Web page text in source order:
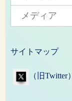
メディア
サイトマップ
（旧Twitter）